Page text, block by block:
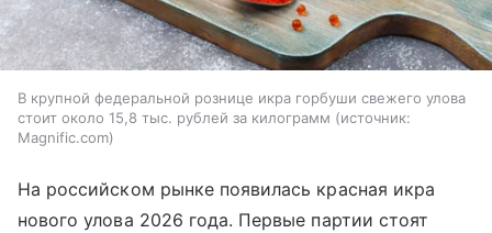
В крупной федеральной рознице икра горбуши свежего улова
стоит около 15,8 тыс. рублей за килограмм
источник:
Magnific.com
На российском рынке появилась красная икра
нового улова 2026 года. Первые партии стоят